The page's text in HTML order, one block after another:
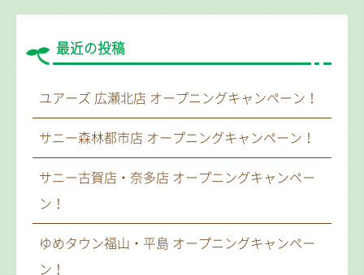
最近の投稿
ユアーズ 広瀬北店 オープニングキャンペーン！
サニー森林都市店 オープニングキャンペーン！
サニー古賀店・奈多店 オープニングキャンペー
ン！
ゆめタウン福山・平島 オープニングキャンペー
ン！